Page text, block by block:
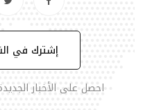
إشترك في
احصل على الأخبار